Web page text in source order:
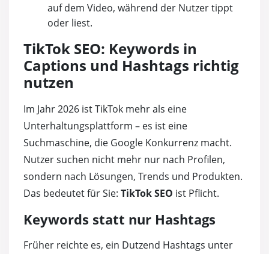
auf dem Video, während der Nutzer tippt
oder liest.
TikTok SEO: Keywords in
Captions und Hashtags richtig
nutzen
Im Jahr 2026 ist TikTok mehr als eine
Unterhaltungsplattform – es ist eine
Suchmaschine, die Google Konkurrenz macht.
Nutzer suchen nicht mehr nur nach Profilen,
sondern nach Lösungen, Trends und Produkten.
Das bedeutet für Sie: TikTok SEO ist Pflicht.
Keywords statt nur Hashtags
Früher reichte es, ein Dutzend Hashtags unter